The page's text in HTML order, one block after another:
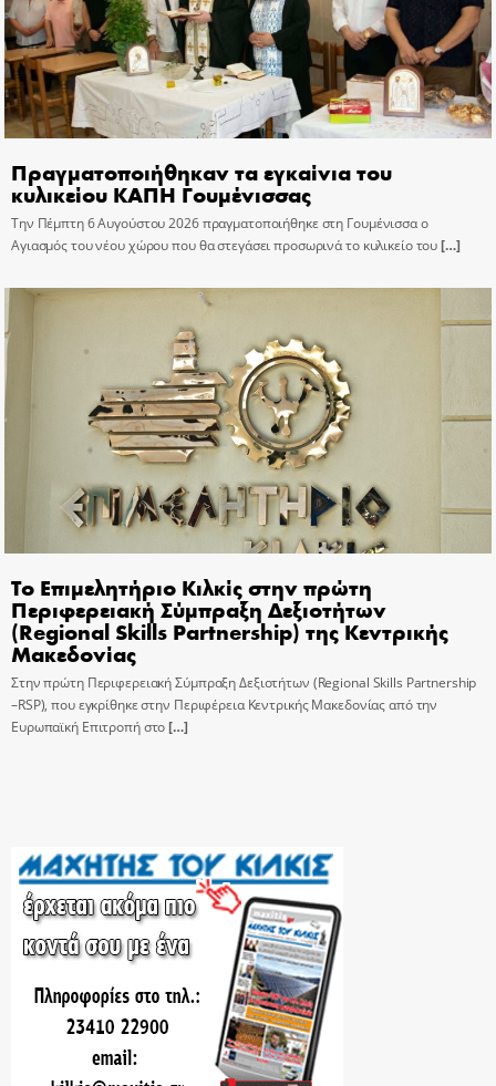
Πραγματοποιήθηκαν τα εγκαίνια του
κυλικείου ΚΑΠΗ Γουμένισσας
Την Πέμπτη 6 Αυγούστου 2026 πραγματοποιήθηκε στη Γουμένισσα ο
Αγιασμός του νέου χώρου που θα στεγάσει προσωρινά το κυλικείο του[…]
Το Επιμελητήριο Κιλκίς στην πρώτη
Περιφερειακή Σύμπραξη Δεξιοτήτων
(Regional Skills Partnership) της Κεντρικής
Μακεδονίας
Στην πρώτη Περιφερειακή Σύμπραξη Δεξιοτήτων (Regional Skills Partnership
–RSP), που εγκρίθηκε στην Περιφέρεια Κεντρικής Μακεδονίας από την
Ευρωπαϊκή Επιτροπή στο[…]